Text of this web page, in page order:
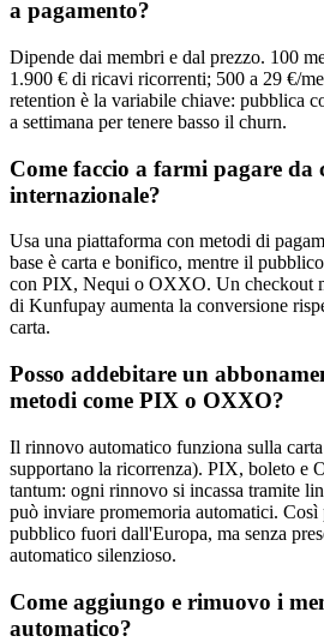
a pagamento?
Dipende dai membri e dal prezzo. 100
1.900 € di ricavi ricorrenti; 500 a 29 €/
retention è la variabile chiave: pubblica
a settimana per tenere basso il churn.
Come faccio a farmi pagare
internazionale?
Usa una piattaforma con metodi di
base è carta e bonifico, mentre il
con PIX, Nequi o OXXO. Un checkout
di Kunfupay aumenta la conversione
carta.
Posso addebitare un
metodi come PIX o OXXO?
Il rinnovo automatico funziona sulla
supportano la ricorrenza). PIX, boleto e
tantum: ogni rinnovo si incassa tramite
può inviare promemoria automatici. Così
pubblico fuori dall'Europa, ma senza
automatico silenzioso.
Come aggiungo e rimuovo i
automatico?